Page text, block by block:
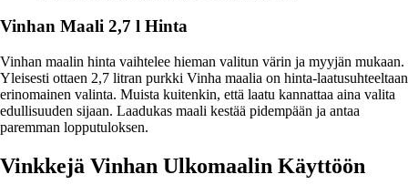
Vinhan Maali 2,7 l Hinta
Vinhan maalin hinta vaihtelee hieman valitun värin ja myyjän mukaan.
Yleisesti ottaen 2,7 litran purkki Vinha maalia on hinta-laatusuhteeltaan
erinomainen valinta. Muista kuitenkin, että laatu kannattaa aina valita
edullisuuden sijaan. Laadukas maali kestää pidempään ja antaa
paremman lopputuloksen.
Vinkkejä Vinhan Ulkomaalin Käyttöön